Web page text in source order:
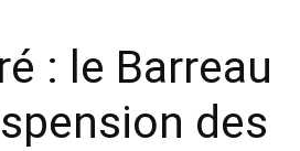
: le Barreau
des